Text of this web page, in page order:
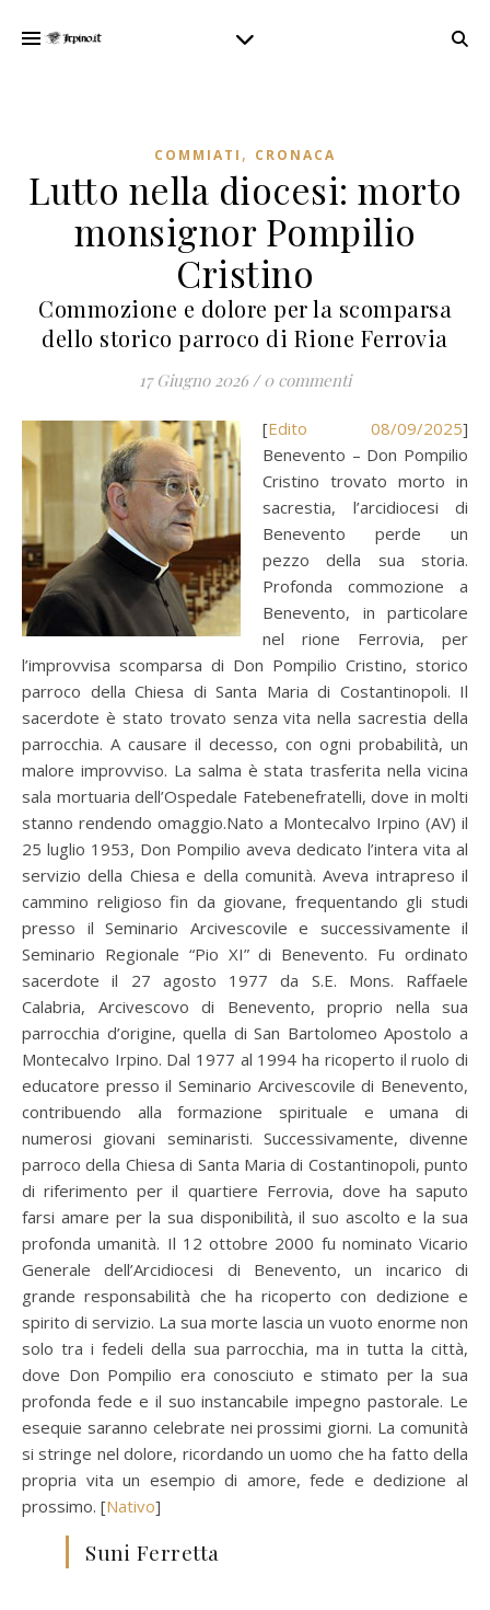
COMMIATI , CRONACA
Lutto nella diocesi: morto
monsignor Pompilio
Cristino
Commozione e dolore per la scomparsa
dello storico parroco di Rione Ferrovia
17 Giugno 2026 / 0 commenti
[ Edito 08/09/2025]
Benevento – Don Pompilio
Cristino trovato morto in
sacrestia, l’arcidiocesi di
Benevento perde un
pezzo della sua storia.
Profonda commozione a
Benevento, in particolare
nel rione Ferrovia, per
l’improvvisa scomparsa di Don Pompilio Cristino, storico
parroco della Chiesa di Santa Maria di Costantinopoli. Il
sacerdote è stato trovato senza vita nella sacrestia della
parrocchia. A causare il decesso, con ogni probabilità, un
malore improvviso. La salma è stata trasferita nella vicina
sala mortuaria dell’Ospedale Fatebenefratelli, dove in molti
stanno rendendo omaggio.Nato a Montecalvo Irpino (AV) il
25 luglio 1953, Don Pompilio aveva dedicato l’intera vita al
servizio della Chiesa e della comunità. Aveva intrapreso il
cammino religioso fin da giovane, frequentando gli studi
presso il Seminario Arcivescovile e successivamente il
Seminario Regionale “Pio XI” di Benevento. Fu ordinato
sacerdote il 27 agosto 1977 da S.E. Mons. Raffaele
Calabria, Arcivescovo di Benevento, proprio nella sua
parrocchia d’origine, quella di San Bartolomeo Apostolo a
Montecalvo Irpino. Dal 1977 al 1994 ha ricoperto il ruolo di
educatore presso il Seminario Arcivescovile di Benevento,
contribuendo alla formazione spirituale e umana di
numerosi giovani seminaristi. Successivamente, divenne
parroco della Chiesa di Santa Maria di Costantinopoli, punto
di riferimento per il quartiere Ferrovia, dove ha saputo
farsi amare per la sua disponibilità, il suo ascolto e la sua
profonda umanità. Il 12 ottobre 2000 fu nominato Vicario
Generale dell’Arcidiocesi di Benevento, un incarico di
grande responsabilità che ha ricoperto con dedizione e
spirito di servizio. La sua morte lascia un vuoto enorme non
solo tra i fedeli della sua parrocchia, ma in tutta la città,
dove Don Pompilio era conosciuto e stimato per la sua
profonda fede e il suo instancabile impegno pastorale. Le
esequie saranno celebrate nei prossimi giorni. La comunità
si stringe nel dolore, ricordando un uomo che ha fatto della
propria vita un esempio di amore, fede e dedizione al
prossimo. [Nativo]
Suni Ferretta